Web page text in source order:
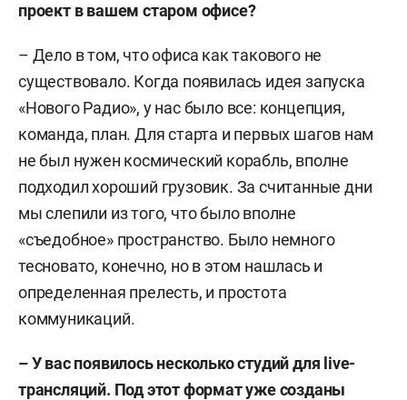
проект в вашем старом офисе?
– Дело в том, что офиса как такового не
существовало. Когда появилась идея запуска
«Нового Радио», у нас было все: концепция,
команда, план. Для старта и первых шагов нам
не был нужен космический корабль, вполне
подходил хороший грузовик. За считанные дни
мы слепили из того, что было вполне
«съедобное» пространство. Было немного
тесновато, конечно, но в этом нашлась и
определенная прелесть, и простота
коммуникаций.
– У вас появилось несколько студий для live-
трансляций. Под этот формат уже созданы